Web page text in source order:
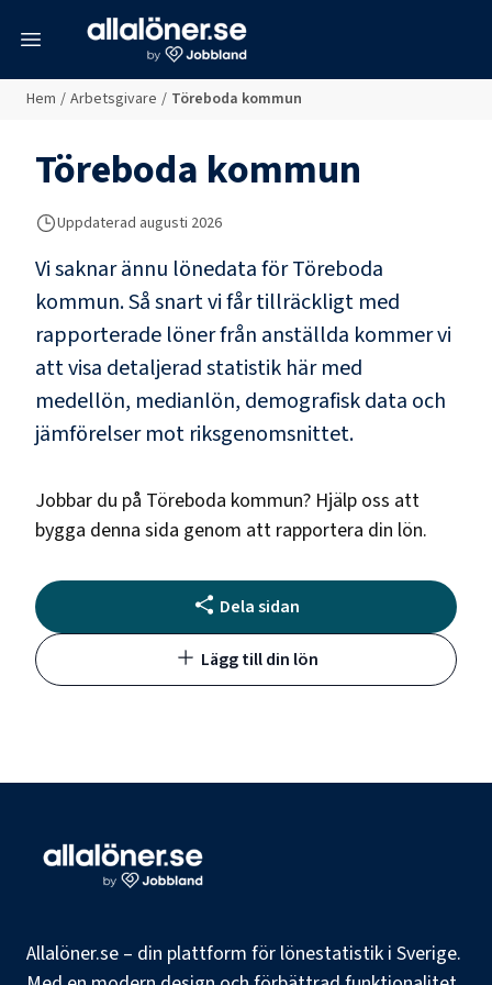
Hem / Arbetsgivare / Töreboda kommun
Töreboda kommun
Uppdaterad augusti 2026
Vi saknar ännu lönedata förTöreboda
kommun. Så snart vi får tillräckligt med
rapporterade löner från anställda kommer vi
att visa detaljerad statistik här med
medellön, medianlön, demografisk data och
jämförelser mot riksgenomsnittet.
Jobbar du på Töreboda kommun? Hjälp oss att
bygga denna sida genom att rapportera din lön.
Dela sidan
Lägg till din lön
Allalöner.se – din plattform för lönestatistik i Sverige.